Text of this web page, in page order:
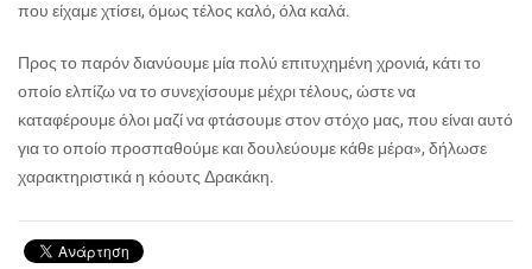
που είχαμε χτίσει, όμως τέλος καλό, όλα καλά.
Προς το παρόν διανύουμε μία πολύ επιτυχημένη χρονιά, κάτι το
οποίο ελπίζω να το συνεχίσουμε μέχρι τέλους, ώστε να
καταφέρουμε όλοι μαζί να φτάσουμε στον στόχο μας, που είναι αυτό
για το οποίο προσπαθούμε και δουλεύουμε κάθε μέρα», δήλωσε
χαρακτηριστικά η κόουτς Δρακάκη.